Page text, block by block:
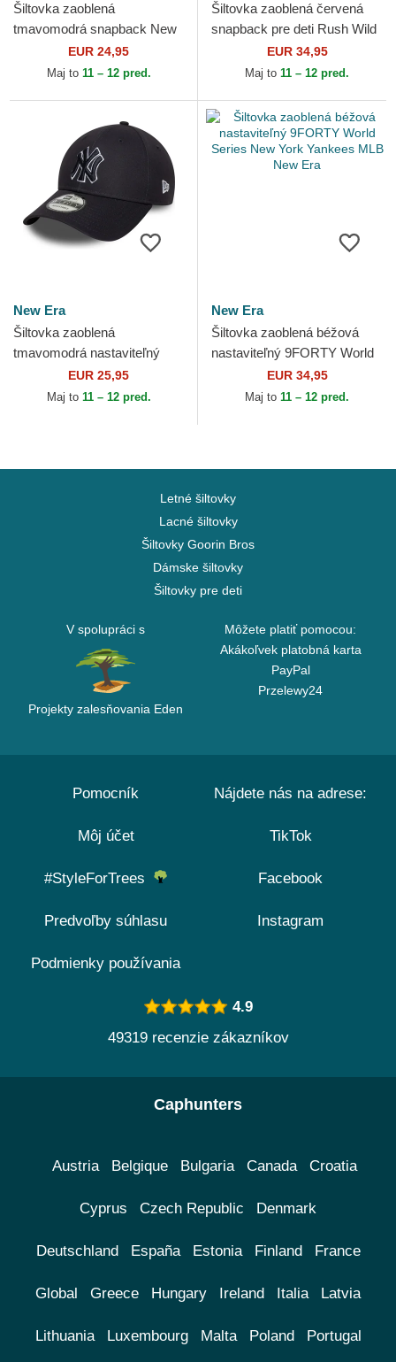
Šiltovka zaoblená
tmavomodrá snapback New
York Yankees MLB 47 Brand
EUR 24,95
Maj to 11 – 12 pred.
Šiltovka zaoblená červená
snapback pre deti Rush Wild
The Farm Goorin Bros.
EUR 34,95
Maj to 11 – 12 pred.
New Era
Šiltovka zaoblená
tmavomodrá nastaviteľný
9FORTY Outline New York
Yankees MLB New Era
EUR 25,95
Maj to 11 – 12 pred.
New Era
Šiltovka zaoblená béžová
nastaviteľný 9FORTY World
Series New York Yankees
MLB New Era
EUR 34,95
Maj to 11 – 12 pred.
Letné šiltovky
Lacné šiltovky
Šiltovky Goorin Bros
Dámske šiltovky
Šiltovky pre deti
V spolupráci s
Projekty zalesňovania Eden
Môžete platiť pomocou:
Akákoľvek platobná karta
PayPal
Przelewy24
Pomocník
Môj účet
#StyleForTrees
Predvoľby súhlasu
Podmienky používania
Nájdete nás na adrese:
TikTok
Facebook
Instagram
4.9
49319 recenzie zákazníkov
Caphunters
Austria Belgique Bulgaria Canada Croatia
Cyprus Czech Republic Denmark
Deutschland España Estonia Finland France
Global Greece Hungary Ireland Italia Latvia
Lithuania Luxembourg Malta Poland Portugal